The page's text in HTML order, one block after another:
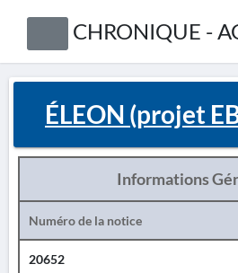
CHRONIQUE -
ÉLEON (projet
Informations
Numéro de la notice
20652